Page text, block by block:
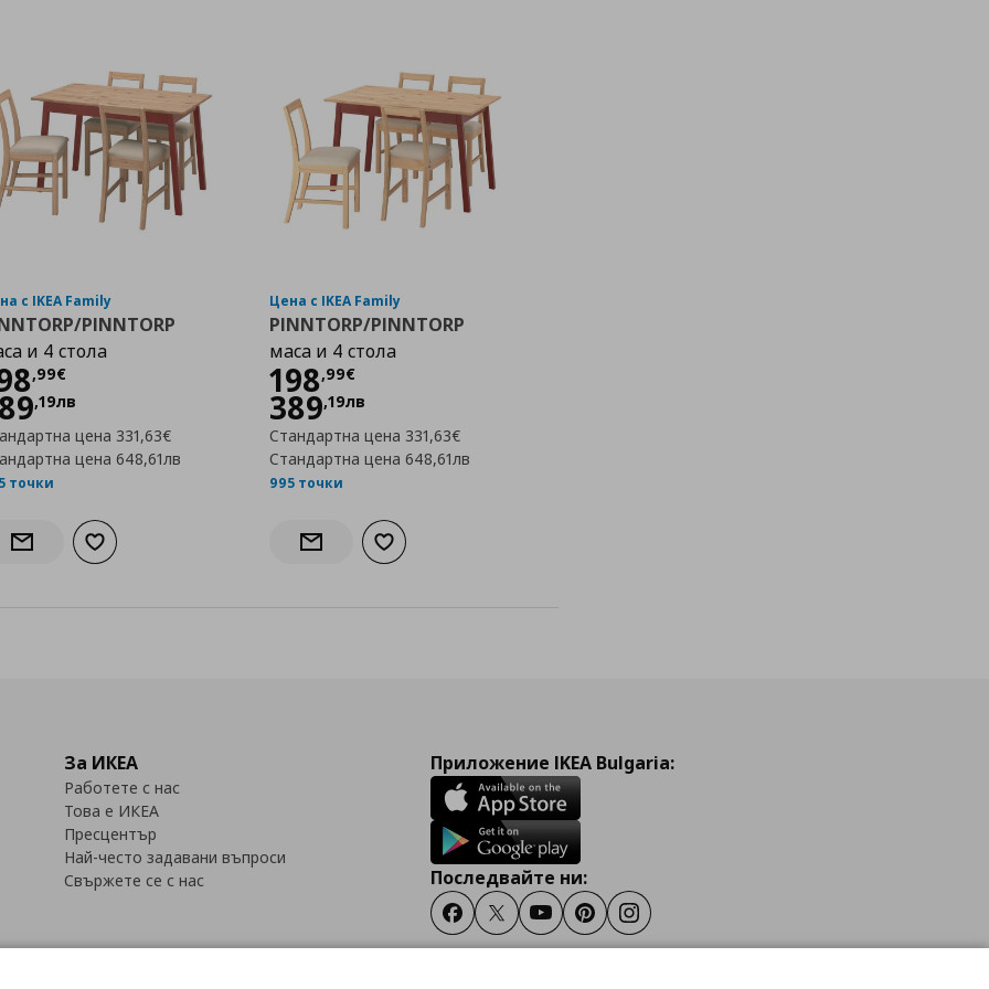
с IKEA Family
PINNTORP
и 4 стола
,99€
,19лв
цена 331,63€
цена 648,61лв
точки
Информирай ме за наличност
Добави към списъка с любими
Цена с IKEA Family
PINNTORP/PINNTORP
маса и 4 стола
198,99€
Цена
389,19лв
Стандартна цена 331,63€
Стандартна цена 648,61лв
995 точки
Информирай ме за наличност
Добави към списъка с любими
За ИКЕА
Работете с нас
Това е ИКЕА
Пресцентър
Най-често задавани въпроси
Свържете се с нас
Приложение IKEA Bulgaria:
Последвайте ни:
FacebookTwitterYoutubePinterestInstagram